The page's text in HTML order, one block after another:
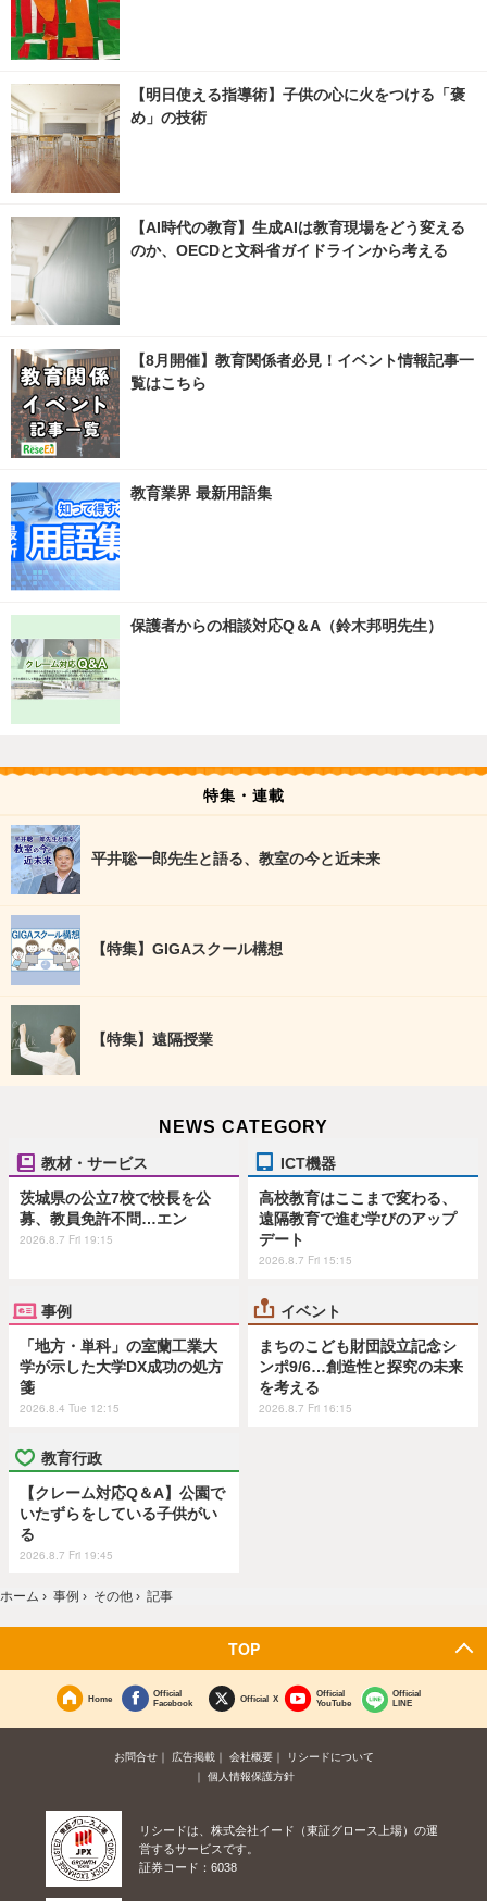
【明日使える指導術】子供の心に火をつける「褒
め」の技術
【AI時代の教育】生成AIは教育現場をどう変える
のか、OECDと文科省ガイドラインから考える
【8月開催】教育関係者必見！イベント情報記事一
覧はこちら
教育業界 最新用語集
保護者からの相談対応Q＆A（鈴木邦明先生）
特集・連載
平井聡一郎先生と語る、教室の今と近未来
【特集】GIGAスクール構想
【特集】遠隔授業
NEWS CATEGORY
教材・サービス
茨城県の公立7校で校長を公
募、教員免許不問…エン
2026.8.7 Fri 19:15
ICT機器
高校教育はここまで変わる、
遠隔教育で進む学びのアップ
デート
2026.8.7 Fri 15:15
事例
「地方・単科」の室蘭工業大
学が示した大学DX成功の処方
箋
2026.8.4 Tue 12:15
イベント
まちのこども財団設立記念シ
ンポ9/6…創造性と探究の未来
を考える
2026.8.7 Fri 16:15
教育行政
【クレーム対応Q＆A】公園で
いたずらをしている子供がい
る
2026.8.7 Fri 19:45
ホーム › 事例 › その他 › 記事
TOP
Home
Official
Facebook
Official X
Official
YouTube
Official
LINE
お問合せ 広告掲載 会社概要
リシードについて
個人情報保護方針
リシードは、株式会社イード（東証グロース上場）の運
営するサービスです。
証券コード：6038